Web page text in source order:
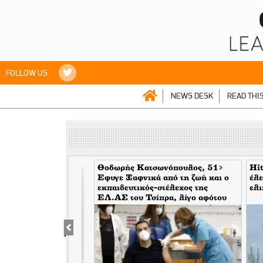
FOLLOW US
NEWS DESK READ
Θοδωρής Κατσωνόπουλος, 51>
Εφυγε Ξαφνικά από τη ζωή και ο
εκπαιδευτικός-στέλεχος της
EΛ.ΑΣ του Τσίπρα, λίγο αφότου
έφυγε ξαφνικά και ο Ανδρέας
Μπρακούλιας, 55 του Mέρα25
Hit